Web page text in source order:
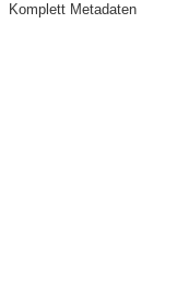
Komplett Metadaten